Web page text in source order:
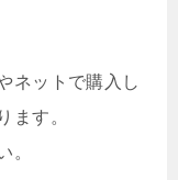
ネットで購入し
ます。
。